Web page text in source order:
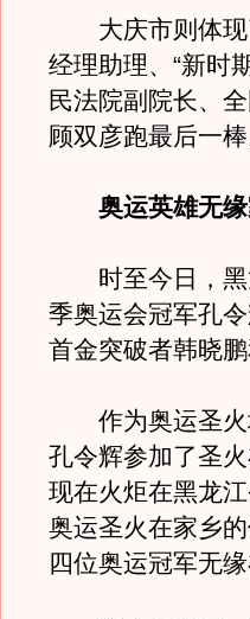
大庆市则体现
经理助理、“新时
民法院副院长、
顾双彦跑最后一棒
奥运英雄无
时至今日，黑
季奥运会冠军孔
首金突破者韩晓鹏
作为奥运圣火
孔令辉参加了圣
现在火炬在黑龙
奥运圣火在家乡
四位奥运冠军无